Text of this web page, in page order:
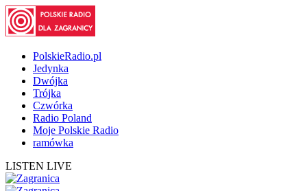
PolskieRadio.pl
Jedynka
Dwójka
Trójka
Czwórka
Radio Poland
Moje Polskie Radio
ramówka
LISTEN LIVE